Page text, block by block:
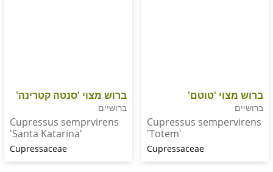
'טוטם'
Cupressus
Cupressaceae
ברוש מצוי 'סנטה קטרינה'
Cupressus semprvirens
'Santa Katarina'
Cupressaceae